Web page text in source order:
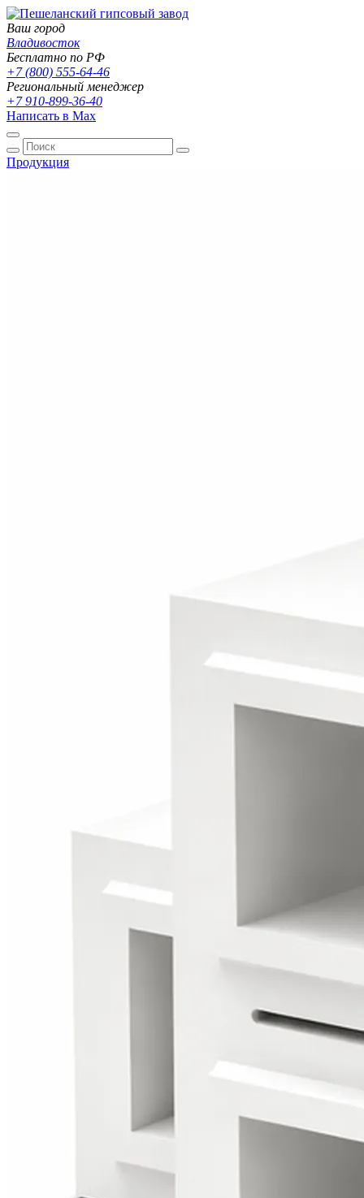
Ваш город
Владивосток
Бесплатно по РФ
+7 (800) 555-64-46
Региональный менеджер
+7 910-899-36-40
Написать в Max
Продукция